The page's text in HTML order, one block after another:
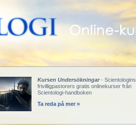
Kursen Undersökningar- Scientologins
frivilligpastorers gratis onlinekurser från
Scientologi-handboken
Ta reda på mer »